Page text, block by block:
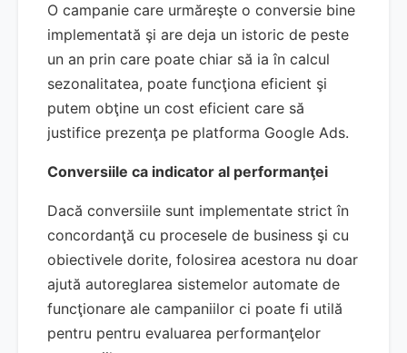
O campanie care urmăreşte o conversie bine
implementată şi are deja un istoric de peste
un an prin care poate chiar să ia în calcul
sezonalitatea, poate funcţiona eficient şi
putem obţine un cost eficient care să
justifice prezenţa pe platforma Google Ads.
Conversiile ca indicator al performanţei
Dacă conversiile sunt implementate strict în
concordanţă cu procesele de business şi cu
obiectivele dorite, folosirea acestora nu doar
ajută autoreglarea sistemelor automate de
funcţionare ale campaniilor ci poate fi utilă
pentru pentru evaluarea performanţelor